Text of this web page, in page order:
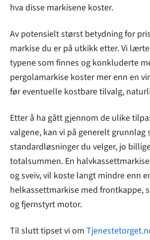
hva disse markisene koster.
Av potensielt størst betydning for
markise du er på utkikk etter. Vi
typene som finnes og konkluderte
pergolamarkise koster mer enn en
før eventuelle kostbare tilvalg,
Etter å ha gått gjennom de ulike
valgene, kan vi på generelt grunnlag
standardløsninger du velger, jo
totalsummen. En
og sveiv, vil koste langt mindre enn
helkassettmarkise med frontkappe,
og fjernstyrt motor.
Til slutt tipset vi om